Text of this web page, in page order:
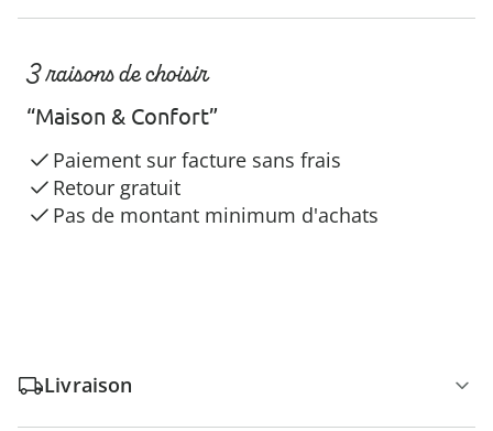
3 raisons de choisir
“Maison & Confort”
Paiement sur facture sans frais
Retour gratuit
Pas de montant minimum d'achats
Livraison